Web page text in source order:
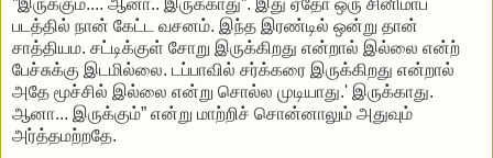
படத்தில் நான் கேட்ட வசனம். இந்த இரண்டில் ஒன்று தான்
சாத்தியம. சட்டிக்குள் சோறு இருக்கிறது என்றால் இல்லை என்ற்
பேச்சுக்கு இடமில்லை. டப்பாவில் சர்க்கரை இருக்கிறது என்றால்
அதே மூச்சில் இல்லை என்று சொல்ல முடியாது.' இருக்காது.
ஆனா... இருக்கும்” என்று மாற்றிச் சொன்னாலும் அதுவும்
அர்த்தமற்றதே.